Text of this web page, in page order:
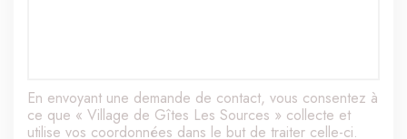
En envoyant une demande de contact, vous consentez à
ce que « Village de Gîtes Les Sources » collecte et
utilise vos coordonnées dans le but de traiter celle-ci.